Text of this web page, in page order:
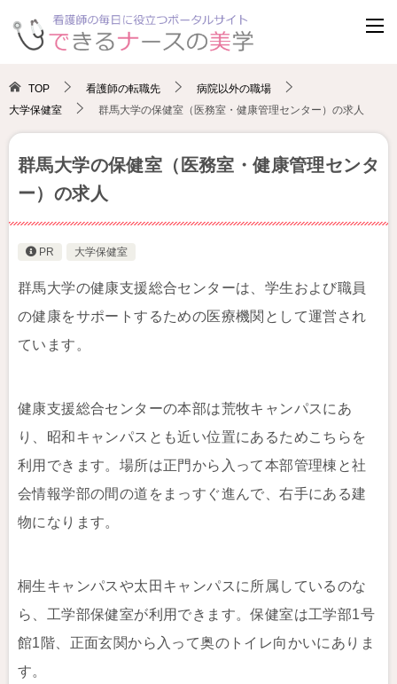
TOP 看護師の転職先
病院以外の職場
大学保健室
群馬大学の保健室（医務室・健康管理センター）の求人
群馬大学の保健室（医務室・健康管理センタ
ー）の求人
PR 大学保健室
群馬大学の健康支援総合センターは、学生および職員
の健康をサポートするための医療機関として運営され
ています。
健康支援総合センターの本部は荒牧キャンパスにあ
り、昭和キャンパスとも近い位置にあるためこちらを
利用できます。場所は正門から入って本部管理棟と社
会情報学部の間の道をまっすぐ進んで、右手にある建
物になります。
桐生キャンパスや太田キャンパスに所属しているのな
ら、工学部保健室が利用できます。保健室は工学部1号
館1階、正面玄関から入って奥のトイレ向かいにありま
す。